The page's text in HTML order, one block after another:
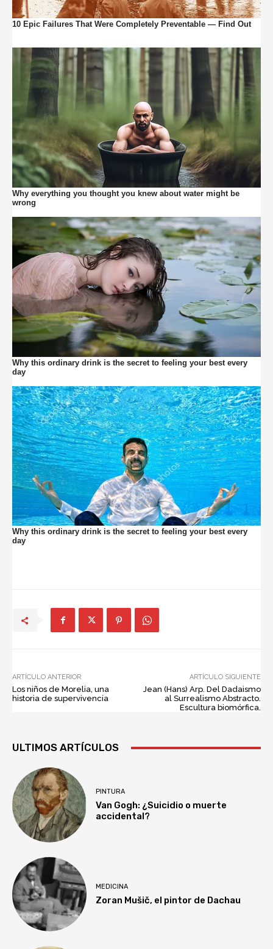
ARTÍCULO ANTERIOR
Los niños de Morelia, una
historia de supervivencia
ARTÍCULO SIGUIENTE
Jean (Hans) Arp. Del Dadaismo
al Surrealismo Abstracto.
Escultura biomórfica.
ULTIMOS ARTÍCULOS
PINTURA
Van Gogh: ¿Suicidio o muerte
accidental?
MEDICINA
Zoran Mušič, el pintor de Dachau